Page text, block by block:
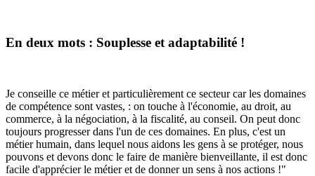
En deux mots : Souplesse et adaptabilité !
Je conseille ce métier et particulièrement ce secteur car les domaines
de compétence sont vastes, : on touche à l'économie, au droit, au
commerce, à la négociation, à la fiscalité, au conseil. On peut donc
toujours progresser dans l'un de ces domaines. En plus, c'est un
métier humain, dans lequel nous aidons les gens à se protéger, nous
pouvons et devons donc le faire de manière bienveillante, il est donc
facile d'apprécier le métier et de donner un sens à nos actions !"